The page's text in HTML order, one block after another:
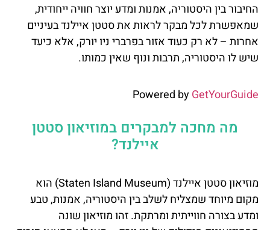
החיבור בין היסטוריה, אמנות ומדע יוצר חוויה ייחודית,
שמאפשרת לכל מבקר לראות את סטטן איילנד בעיניים
אחרות – לא רק כעוד אזור בפרברי ניו יורק, אלא כיעד
שיש לו היסטוריה, תרבות ונוף שאין כמותו.
Powered byGetYourGuide
מה מחכה למבקרים במוזיאון סטטן
איילנד?
מוזיאון סטטן איילנד (Staten Island Museum) הוא
מקום מיוחד שמצליח לשלב בין היסטוריה, אמנות, טבע
ומדע בצורה חווייתית ומרתקת. זהו מוזיאון שונה